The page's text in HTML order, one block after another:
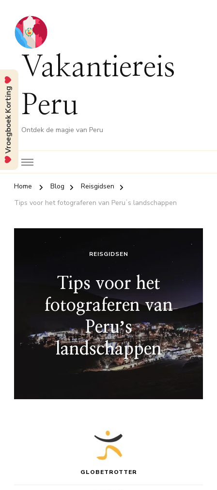
Vakantiereis
Peru
Ontdek de magie van Peru
Home Blog
Reisgidsen
Tips voor het fotograferen van Peruʼs landschappen
REISGIDSEN
Tips voor het
fotograferen van
Peruʼs
landschappen
GLOBETROTTER
Vroegboek Korting